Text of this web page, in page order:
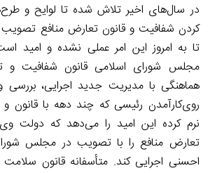
در سال‌های اخیر تلاش شده تا لوایح و
کردن شفافیت و قانون تعارض منافع
تا به امروز این امر عملی نشده و امید
مجلس شورای اسلامی قانون شفافیت و
هماهنگی با مدیریت جدید اجرایی، بررسی
روی‌کارآمدن رئیسی که چند دهه با
نرم کرده این امید را می‌دهد که دولت
تعارض منافع را با تصویب در مجلس
احسنی اجرایی کند. متأسفانه قانون